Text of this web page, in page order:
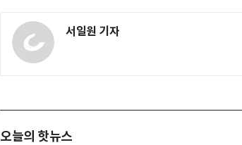
서일원 기자
오늘의 핫뉴스